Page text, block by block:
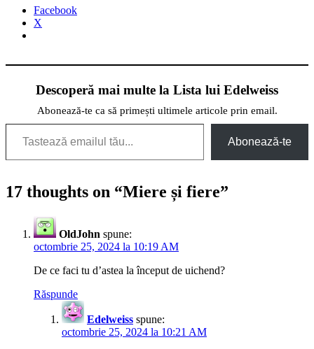
Facebook
X
Descoperă mai multe la Lista lui Edelweiss
Abonează-te ca să primești ultimele articole prin email.
Tastează emailul tău...
Abonează-te
17 thoughts on “Miere și fiere”
OldJohn spune:
octombrie 25, 2024 la 10:19 AM
De ce faci tu d’astea la început de uichend?
Răspunde
Edelweiss spune:
octombrie 25, 2024 la 10:21 AM